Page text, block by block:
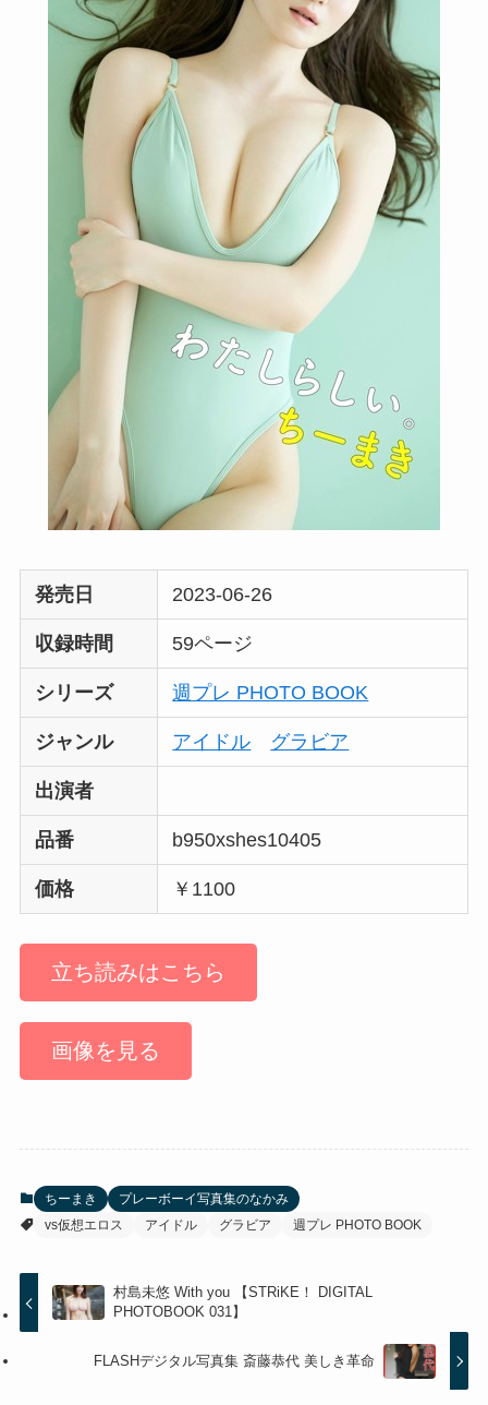
発売日 2023-06-26
収録時間 59ページ
シリーズ 週プレ PHOTO BOOK
ジャンル アイドル グラビア
出演者
品番 b950xshes10405
価格 ￥1100
立ち読みはこちら
画像を見る
ちーまき
プレーボーイ写真集のなかみ
vs仮想エロス
アイドル グラビア 週プレ PHOTO BOOK
村島未悠 With you 【STRiKE！ DIGITAL
PHOTOBOOK 031】
FLASHデジタル写真集 斎藤恭代 美しき革命